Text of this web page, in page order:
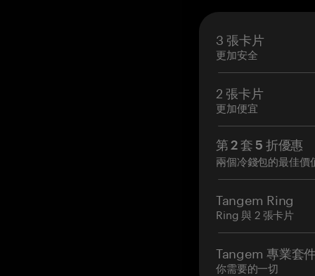
3 張卡片
更加安全
2 張卡片
更加便宜
第 2 套 5 折優惠
兩個冷錢包的最佳價
Tangem Ring
Ring 與 2 張卡片
Tangem 專業套
你需要的一切